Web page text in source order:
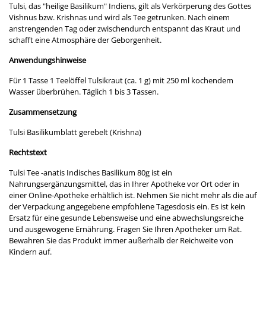
Tulsi, das "heilige Basilikum" Indiens, gilt als Verkörperung des Gottes
Vishnus bzw. Krishnas und wird als Tee getrunken. Nach einem
anstrengenden Tag oder zwischendurch entspannt das Kraut und
schafft eine Atmosphäre der Geborgenheit.
Anwendungshinweise
Für 1 Tasse 1 Teelöffel Tulsikraut (ca. 1 g) mit 250 ml kochendem
Wasser überbrühen. Täglich 1 bis 3 Tassen.
Zusammensetzung
Tulsi Basilikumblatt gerebelt (Krishna)
Rechtstext
Tulsi Tee -anatis Indisches Basilikum 80g ist ein
Nahrungsergänzungsmittel, das in Ihrer Apotheke vor Ort oder in
einer Online-Apotheke erhältlich ist. Nehmen Sie nicht mehr als die auf
der Verpackung angegebene empfohlene Tagesdosis ein. Es ist kein
Ersatz für eine gesunde Lebensweise und eine abwechslungsreiche
und ausgewogene Ernährung. Fragen Sie Ihren Apotheker um Rat.
Bewahren Sie das Produkt immer außerhalb der Reichweite von
Kindern auf.